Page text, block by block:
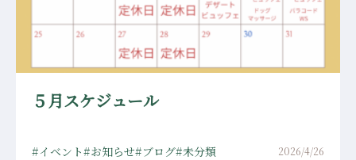
５月スケジュール
イベント お知らせ ブログ 未分類 2026/4/26